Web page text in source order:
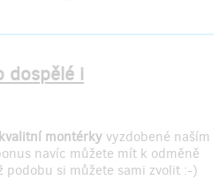
dospělé i
kvalitní montérky vyzdobené naším
navíc můžete mít k odměně
si můžete sami zvolit :-)